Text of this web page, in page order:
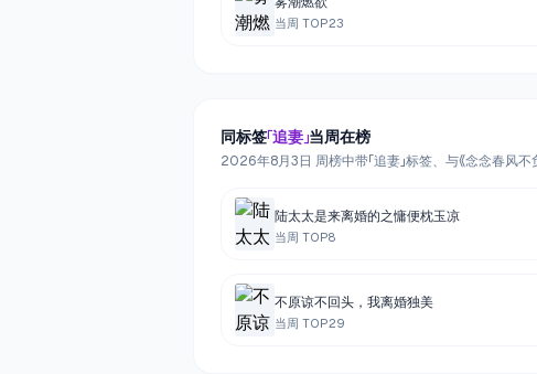
当周 TOP23
同标签「追妻」当周在榜
2026年8月3日 周榜中带「追妻」标签、与《念念春风不
陆太太是来离婚的之慵便枕玉凉
当周 TOP8
不原谅不回头，我离婚独美
当周 TOP29